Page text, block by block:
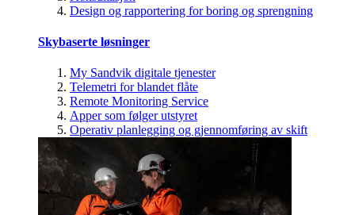
Design og rapportering for boring og sprengning
Skybaserte løsninger
My Sandvik digitale tjenester
Telemetri for blandet flåte
Remote Monitoring Service
Apper som følger utstyret
Operativ planlegging og gjennomføring av skift